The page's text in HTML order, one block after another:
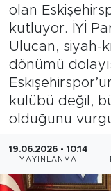
olan
kutluyor. İYİ
Ulucan, siyah-
dönümü
kulübü değil,
olduğunu
19.06.2026 - 10:14
YAYINLANMA
Ekonomi
Eğitim
Sanat
Bölge
Teknoloji
Son Dakika
Haber Arşivi